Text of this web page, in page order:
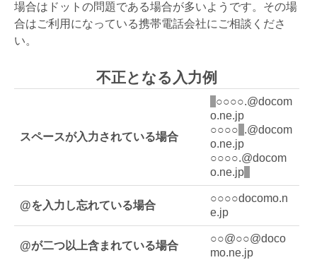
場合はドットの問題である場合が多いようです。その場
合はご利用になっている携帯電話会社にご相談くださ
い。
不正となる入力例
スペースが入力されている場合
○○○○.@docom
o.ne.jp
○○○○ .@docom
o.ne.jp
○○○○.@docom
o.ne.jp
@を入力し忘れている場合
○○○○docomo.n
e.jp
@が二つ以上含まれている場合
○○@○○@doco
mo.ne.jp